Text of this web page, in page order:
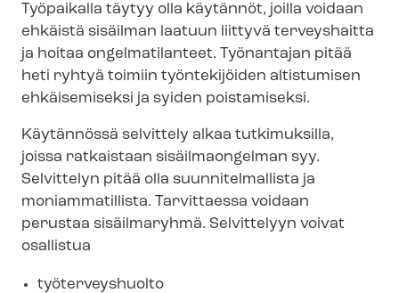
Työpaikalla täytyy olla käytännöt, joilla voidaan
ehkäistä sisäilman laatuun liittyvä terveyshaitta
ja hoitaa ongelmatilanteet. Työnantajan pitää
heti ryhtyä toimiin työntekijöiden altistumisen
ehkäisemiseksi ja syiden poistamiseksi.
Käytännössä selvittely alkaa tutkimuksilla,
joissa ratkaistaan sisäilmaongelman syy.
Selvittelyn pitää olla suunnitelmallista ja
moniammatillista. Tarvittaessa voidaan
perustaa sisäilmaryhmä. Selvittelyyn voivat
osallistua
työterveyshuolto